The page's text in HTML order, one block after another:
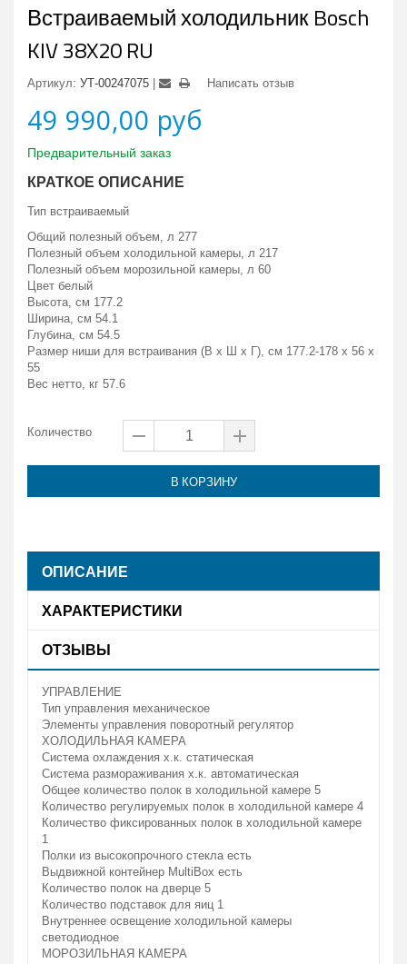
Встраиваемый холодильник Bosch
KIV 38X20 RU
Артикул: УТ-00247075 Написать отзыв
49 990,00 руб
Предварительный заказ
КРАТКОЕ ОПИСАНИЕ
Тип встраиваемый
Общий полезный объем, л 277
Полезный объем холодильной камеры, л 217
Полезный объем морозильной камеры, л 60
Цвет белый
Высота, см 177.2
Ширина, см 54.1
Глубина, см 54.5
Размер ниши для встраивания (В х Ш х Г), см 177.2-178 х 56 х
55
Вес нетто, кг 57.6
Количество
В КОРЗИНУ
ОПИСАНИЕ
ХАРАКТЕРИСТИКИ
ОТЗЫВЫ
УПРАВЛЕНИЕ
Тип управления механическое
Элементы управления поворотный регулятор
ХОЛОДИЛЬНАЯ КАМЕРА
Система охлаждения х.к. статическая
Система размораживания х.к. автоматическая
Общее количество полок в холодильной камере 5
Количество регулируемых полок в холодильной камере 4
Количество фиксированных полок в холодильной камере
1
Полки из высокопрочного стекла есть
Выдвижной контейнер MultiBox есть
Количество полок на дверце 5
Количество подставок для яиц 1
Внутреннее освещение холодильной камеры
светодиодное
МОРОЗИЛЬНАЯ КАМЕРА